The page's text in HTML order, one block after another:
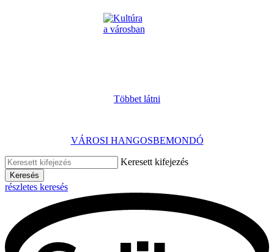
Többet látni
VÁROSI HANGOSBEMONDÓ
Keresett kifejezés
Keresés
részletes keresés